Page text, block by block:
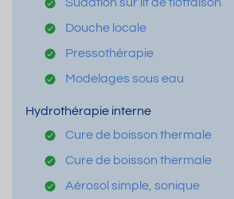
Douche locale
Pressothérapie
Modelages sous eau
Hydrothérapie interne
Cure de boisson thermale
Cure de boisson thermale
Aérosol simple, sonique